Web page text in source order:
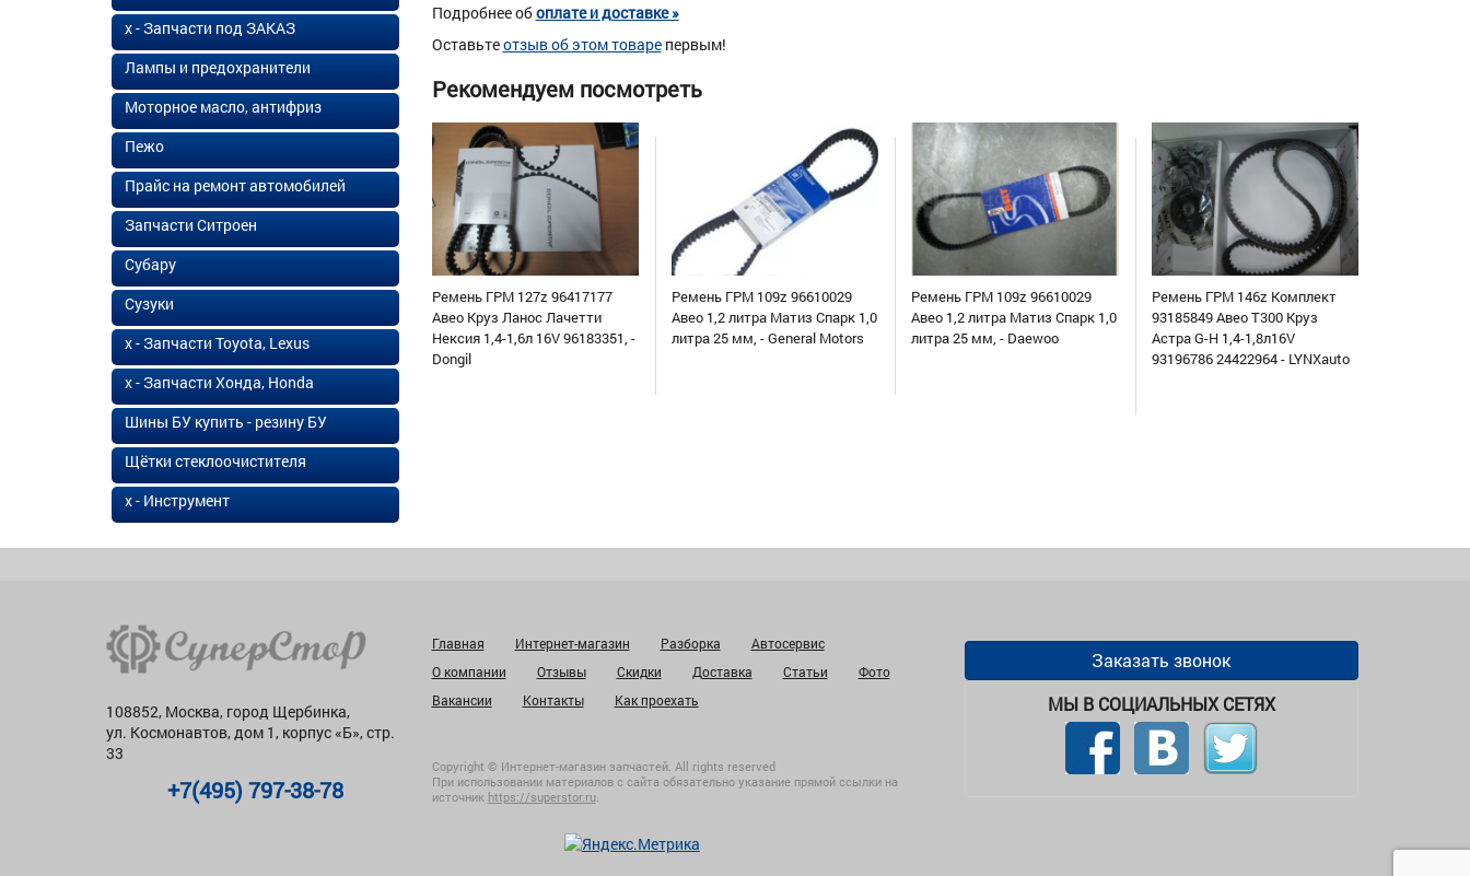
Подробнее обоплате и доставке »
Оставьтеотзыв об этом товарепервым!
Рекомендуем посмотреть
Ремень ГРМ 127z 96417177
Авео Круз Ланос Лачетти
Нексия 1,4-1,6л 16V 96183351, -
Dongil
Ремень ГРМ 109z 96610029
Авео 1,2 литра Матиз Спарк 1,0
литра 25 мм, - General Motors
Ремень ГРМ 109z 96610029
Авео 1,2 литра Матиз Спарк 1,0
литра 25 мм, - Daewoo
Ремень ГРМ 146z Комплект
93185849 Авео Т300 Круз
Астра G-H 1,4-1,8л16V
93196786 24422964 - LYNXauto
х - Запчасти под ЗАКАЗ
Лампы и предохранители
Моторное масло, антифриз
Пежо
Прайс на ремонт автомобилей
Запчасти Ситроен
Субару
Сузуки
х - Запчасти Toyota, Lexus
х - Запчасти Хонда, Honda
Шины БУ купить - резину БУ
Щётки стеклоочистителя
х - Инструмент
108852, Москва, город Щербинка,
ул. Космонавтов, дом 1, корпус «Б», стр.
33
+7(495) 797-38-78
Главная Интернет-магазин Разборка
Автосервис
О компании
Отзывы Скидки Доставка Статьи
Фото
Вакансии
Контакты Как проехать
Copyright © Интернет-магазин запчастей. All rights reserved
При использовании материалов с сайта обязательно указание прямой ссылки на
источник https://superstor.ru.
Заказать звонок
МЫ В СОЦИАЛЬНЫХ СЕТЯХ